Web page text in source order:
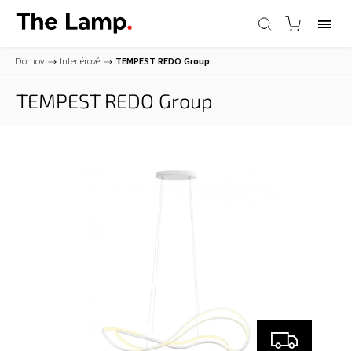
Domov / Interiérové / TEMPEST REDO Group
TEMPEST REDO Group